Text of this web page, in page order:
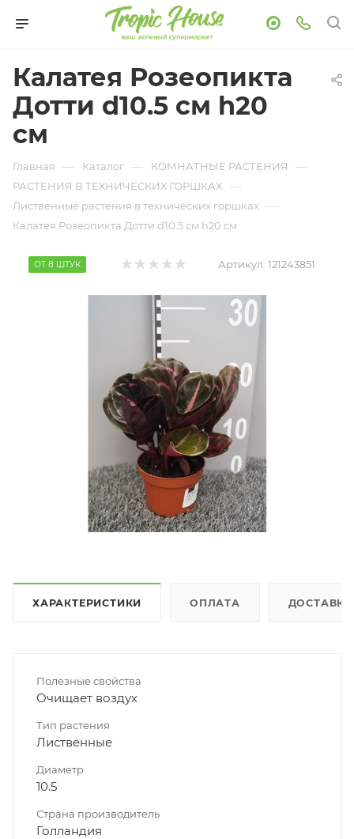
Калатея Розеопикта
Дотти d10.5 см h20
см
Главная — Каталог — КОМНАТНЫЕ РАСТЕНИЯ —
РАСТЕНИЯ В ТЕХНИЧЕСКИХ ГОРШКАХ —
Лиственные растения в технических горшках —
Калатея Розеопикта Дотти d10.5 см h20 см
ОТ 8 ШТУК Артикул: 121243851
ХАРАКТЕРИСТИКИ ОПЛАТА ДОСТАВКА
Полезные свойства
Очищает воздух
Тип растения
Лиственные
Диаметр
10.5
Страна производитель
Голландия